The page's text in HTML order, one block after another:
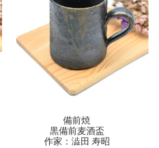
備前焼
黒備前麦酒盃
作家：澁田 寿昭